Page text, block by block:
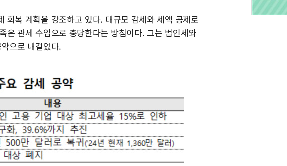
회복 계획을 강조하고 있다. 대규모 감세와 세액 공제로
은 관세 수입으로 충당한다는 방침이다. 그는 법인세와
으로 내걸었다.